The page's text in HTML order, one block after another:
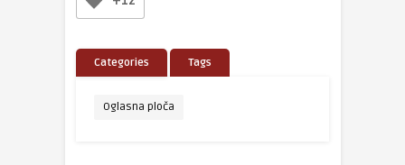
Categories Tags
Oglasna ploča